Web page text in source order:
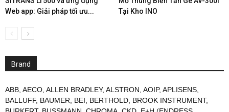
Web app: Giải pháp tối ưu...
Tại Kho INO
Brand
ABB, AECO, ALLEN BRADLEY, ALSTRON, AOIP, APLISENS,
BALLUFF, BAUMER, BEI, BERTHOLD, BROOK INSTRUMENT,